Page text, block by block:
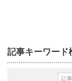
記事キーワード